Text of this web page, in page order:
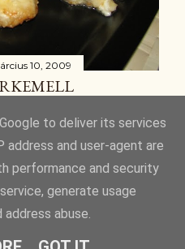
10, 2009
Blogger
to deliver its services
address and user-agent are
performance and security
generate usage
abuse.